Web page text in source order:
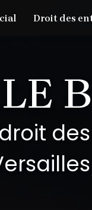
Droit des
des